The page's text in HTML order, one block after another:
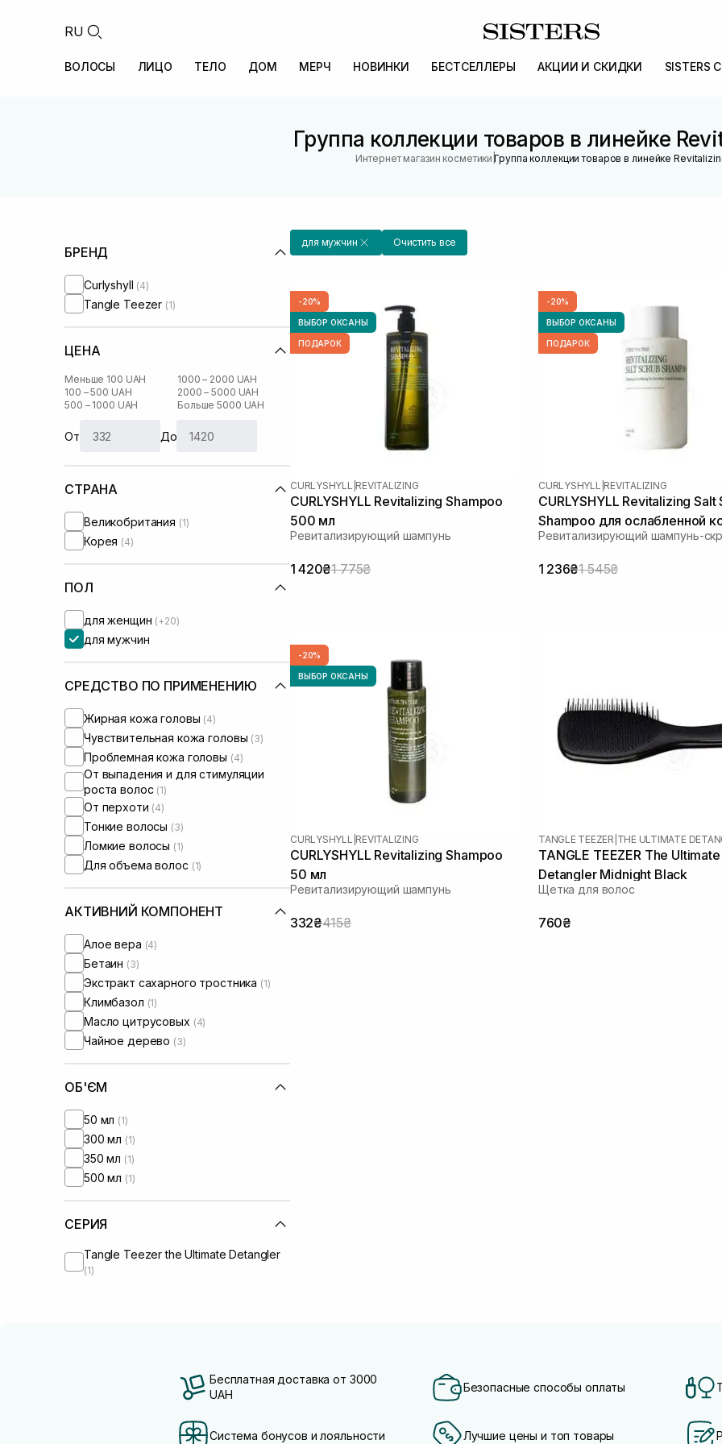
RU
ВОЛОСЫ ЛИЦО ТЕЛО ДОМ МЕРЧ НОВИНКИ БЕСТСЕЛЛЕРЫ АКЦИИ И СКИДКИ SISTERS
Группа коллекции товаров в линейке
Интернет магазин косметики |Группа коллекции товаров в линейке
БРЕНД
Curlyshyll (4)
Tangle Teezer (1)
ЦЕНА
Меньше 100 UAH
100 – 500 UAH
500 – 1000 UAH
1000 – 2000 UAH
2000 – 5000 UAH
Больше 5000 UAH
От До
СТРАНА
Великобритания (1)
Корея (4)
ПОЛ
для женщин (+20)
для мужчин
СРЕДСТВО ПО ПРИМЕНЕНИЮ
Жирная кожа головы (4)
Чувствительная кожа головы (3)
Проблемная кожа головы (4)
От выпадения и для стимуляции
роста волос (1)
От перхоти (4)
Тонкие волосы (3)
Ломкие волосы (1)
Для объема волос (1)
АКТИВНИЙ КОМПОНЕНТ
Алое вера (4)
Бетаин (3)
Экстракт сахарного тростника (1)
Климбазол (1)
Масло цитрусовых (4)
Чайное дерево (3)
ОБ'ЄМ
50 мл (1)
300 мл (1)
350 мл (1)
500 мл (1)
СЕРИЯ
Tangle Teezer the Ultimate Detangler
(1)
для мужчин Очистить все
-20%
ВЫБОР ОКСАНЫ
ПОДАРОК
CURLYSHYLL REVITALIZING
CURLYSHYLL Revitalizing Shampoo
500 мл
Ревитализирующий шампунь
1 420₴1 775₴
-20%
ВЫБОР ОКСАНЫ
ПОДАРОК
CURLYSHYLL REVITALIZING
CURLYSHYLL Revitalizing Salt
Shampoo для ослабленной
головы и тонких волос 300
Ревитализирующий шампунь-
1 236₴1 545₴
-20%
ВЫБОР ОКСАНЫ
CURLYSHYLL REVITALIZING
CURLYSHYLL Revitalizing Shampoo
50 мл
Ревитализирующий шампунь
332₴415₴
TANGLE TEEZER THE ULTIMATE
TANGLE TEEZER The Ultimate
Detangler Midnight Black
Щетка для волос
760₴
Бесплатная доставка от 3000
UAH
Безопасные способы оплаты
Система бонусов и лояльности Лучшие цены и топ товары